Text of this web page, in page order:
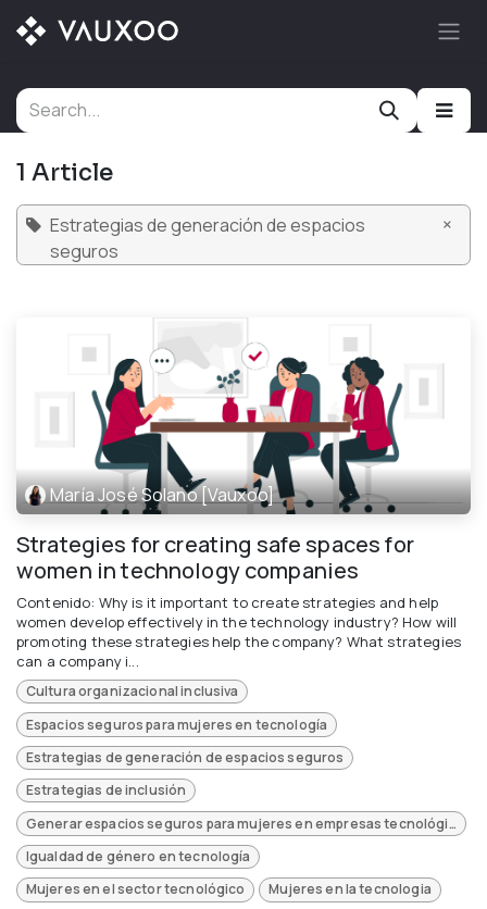
Skip to Content
1 Article
Estrategias de generación de espacios
seguros
×
María José Solano [Vauxoo]
Strategies for creating safe spaces for
women in technology companies
Contenido: Why is it important to create strategies and help
women develop effectively in the technology industry? How will
promoting these strategies help the company? What strategies
can a company i...
Cultura organizacional inclusiva
Espacios seguros para mujeres en tecnología
Estrategias de generación de espacios seguros
Estrategias de inclusión
Generar espacios seguros para mujeres en empresas tecnológicas
Igualdad de género en tecnología
Mujeres en el sector tecnológico
Mujeres en la tecnologia